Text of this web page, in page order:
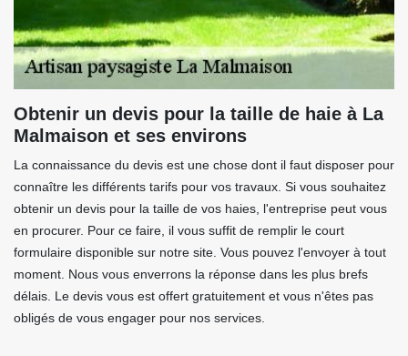
Obtenir un devis pour la taille de haie à La
Malmaison et ses environs
La connaissance du devis est une chose dont il faut disposer pour
connaître les différents tarifs pour vos travaux. Si vous souhaitez
obtenir un devis pour la taille de vos haies, l'entreprise peut vous
en procurer. Pour ce faire, il vous suffit de remplir le court
formulaire disponible sur notre site. Vous pouvez l'envoyer à tout
moment. Nous vous enverrons la réponse dans les plus brefs
délais. Le devis vous est offert gratuitement et vous n'êtes pas
obligés de vous engager pour nos services.